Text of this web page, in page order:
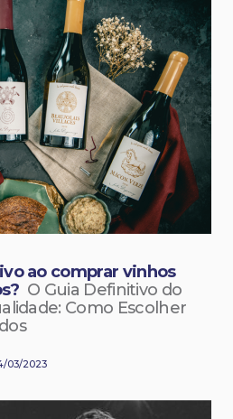
ao comprar vinhos
O Guia Definitivo do
Como Escolher
03/2023